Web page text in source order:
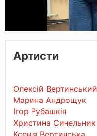
Артисти
Олексій Вертинський
Марина Андрощук
Ігор Рубашкін
Христина Синельник
Ксенія Вертинська